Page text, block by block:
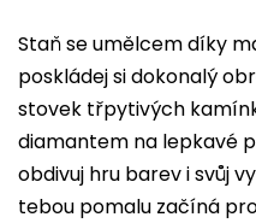
Staň se umělcem díky
poskládej si dokonalý
stovek třpytivých
diamantem na lepkavé
obdivuj hru barev i svůj
tebou pomalu začíná
je
0,0
z
5
hvězdiček.